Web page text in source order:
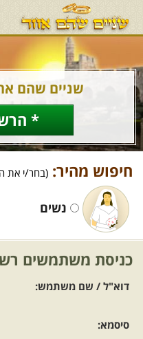
שניים שהם
*
חיפוש מהיר: (בחר/י את
נשים
כניסת משתמשים
דוא"ל / שם משתמש:
סיסמא: